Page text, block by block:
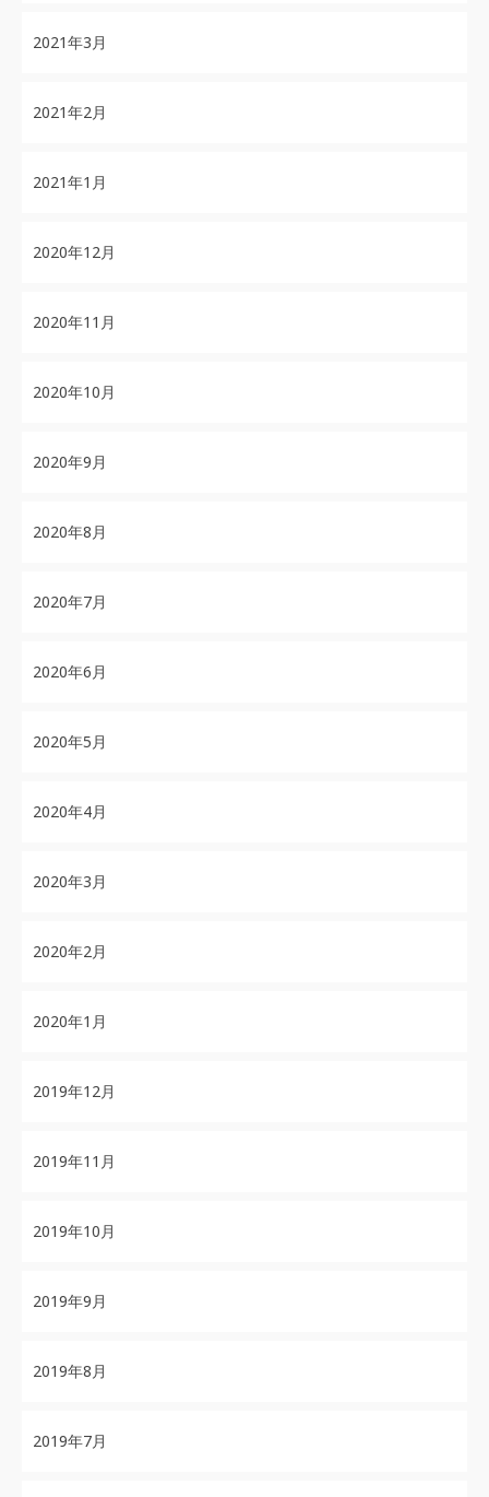
2021年3月
2021年2月
2021年1月
2020年12月
2020年11月
2020年10月
2020年9月
2020年8月
2020年7月
2020年6月
2020年5月
2020年4月
2020年3月
2020年2月
2020年1月
2019年12月
2019年11月
2019年10月
2019年9月
2019年8月
2019年7月